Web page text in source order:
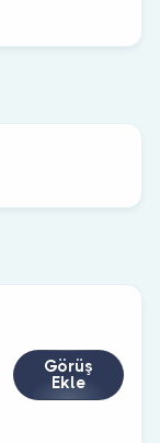
Görüş
Ekle